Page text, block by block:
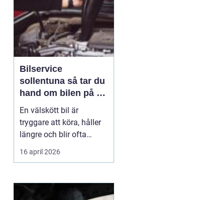
Bilservice
sollentuna så tar du
hand om bilen på ett
smart sätt
En välskött bil är
tryggare att köra, håller
längre och blir ofta
billigare i längden. För
många bilägare i
service inte bara om att
följa serviceboken, utan
16 april 2026